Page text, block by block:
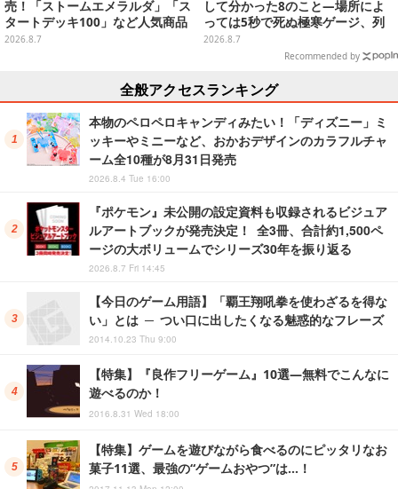
売！「ストームエメラルダ」「ス
タートデッキ100」など人気商品
が対象
2026.8.7
して分かった8のこと―場所によ
っては5秒で死ぬ極寒ゲージ、列
車は“ダイナミック途中下車”可能
など自由度高め
2026.8.7
Recommended by
全般アクセスランキング
本物のペロペロキャンディみたい！「ディズニー」ミ
ッキーやミニーなど、おかおデザインのカラフルチャ
ーム全10種が8月31日発売
2026.8.4 Tue 16:00
『ポケモン』未公開の設定資料も収録されるビジュア
ルアートブックが発売決定！ 全3冊、合計約1,500ペ
ージの大ボリュームでシリーズ30年を振り返る
2026.8.7 Fri 14:45
【今日のゲーム用語】「覇王翔吼拳を使わざるを得な
い」とは ─ つい口に出したくなる魅惑的なフレーズ
2014.10.23 Thu 9:00
【特集】『良作フリーゲーム』10選―無料でこんなに
遊べるのか！
2016.8.31 Wed 18:00
【特集】ゲームを遊びながら食べるのにピッタリなお
菓子11選、最強の“ゲームおやつ”は…！